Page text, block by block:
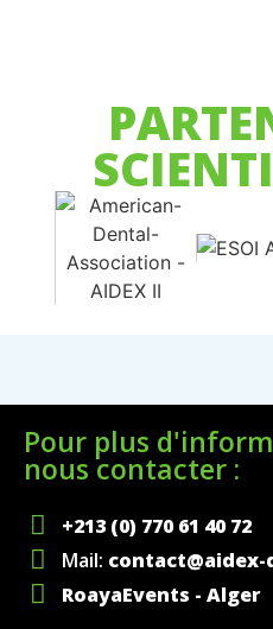
Pour plus
nous contacter :
+213 (0) 770 61 40 72
Mail: contact@aidex-
RoayaEvents - Alger